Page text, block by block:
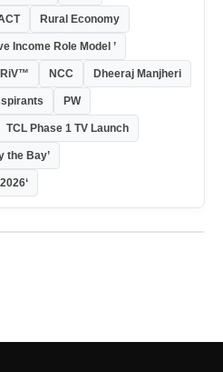
Rural Economy
Income Role Model ’
NCC Dheeraj Manjheri
PW
TCL Phase 1 TV Launch
the Bay’